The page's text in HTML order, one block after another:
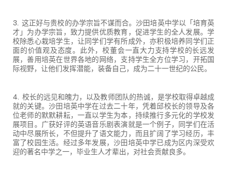
3. 这正好与贵校的办学宗旨不谋而合。沙田培英中学以「培育英
才」为办学宗旨，致力提供优质教育，促进学生的全人发展。学
校除悉心栽培学生，让同学们学有所成外，亦积极培养同学们正
面的价值观及态度。此外，校董会一直大力支持学校的长远发
展，善用培英在世界各地的网络，支持学生全方位学习，开拓国
际视野，让他们发挥潜能，装备自己，成为二十一世纪的公民。
4. 校长的远见和魄力，以及教师团队的热诚，是学校取得卓越成
就的关键。沙田培英中学在过去二十年，凭着邱校长的领导及各
位老师的默默耕耘，一直以学生为本，持续推行多元化的学校发
展项目。广获好评的英语音乐剧表演就是一个例子，同学们在活
动中尽展所长，不但提升了语文能力，而且扩阔了学习经历，丰
富了校园生活。经过多年发展，沙田培英中学已成为区内深受欢
迎的著名中学之一，毕业生人才辈出，对社会贡献良多。